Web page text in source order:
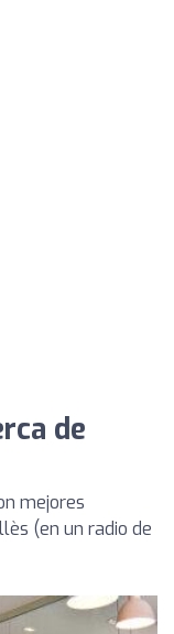
de
mejores
(en un radio de